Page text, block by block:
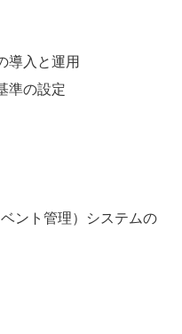
導入と運用
準の設定
ント管理）システムの